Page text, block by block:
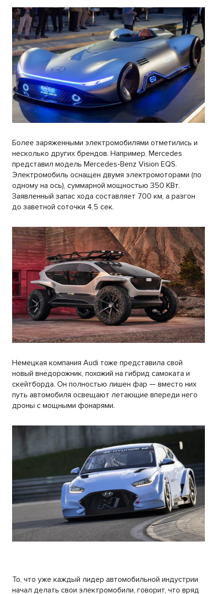
Более заряженными электромобилями отметились и
несколько других брендов. Например, Mercedes
представил модель Mercedes-Benz Vision EQS.
Электромобиль оснащен двумя электромоторами (по
одному на ось), суммарной мощностью 350 КВт.
Заявленный запас хода составляет 700 км, а разгон
до заветной соточки 4,5 сек.
Немецкая компания Audi тоже представила свой
новый внедорожник, похожий на гибрид самоката и
скейтборда. Он полностью лишен фар — вместо них
путь автомобиля освещают летающие впереди него
дроны с мощными фонарями.
То, что уже каждый лидер автомобильной индустрии
начал делать свои электромобили, говорит, что вряд